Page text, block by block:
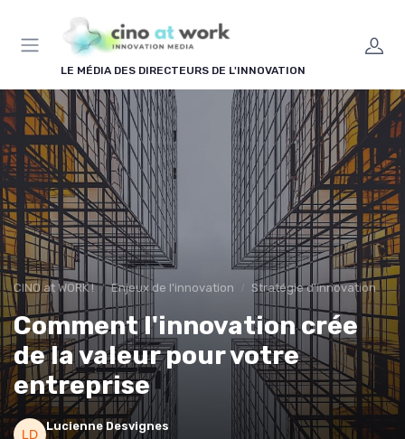
LE MÉDIA DES DIRECTEURS DE L'INNOVATION
CINO at WORK ! Enjeux de l'innovation Stratégie d'innovation
Comment l'innovation crée
de la valeur pour votre
entreprise
Lucienne Desvignes